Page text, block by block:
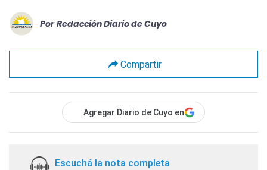
Por Redacción Diario de Cuyo
Compartir
Agregar Diario de Cuyo en
Escuchá la nota completa